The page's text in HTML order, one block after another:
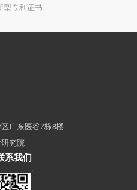
型专利证书
广东医谷7栋8楼
究院
系我们